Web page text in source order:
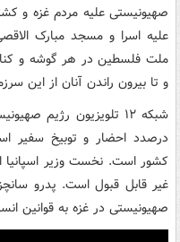
صهیونیستی علیه مردم غزه و
علیه اسرا و مسجد مبارک
ملت فلسطین در هر گوشه و کنار
و تا بیرون راندن آنان از این
شبکه ۱۲ تلویزیون رژیم
درصدد احضار و توبیخ سفیر
کشور است. نخست وزیر اسپانیا
غیر قابل قبول است. پدرو
صهیونیستی در غزه به قوانین